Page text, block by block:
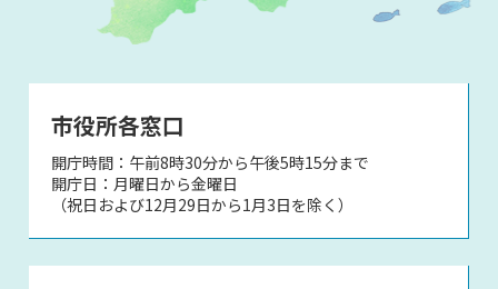
市役所各窓口
開庁時間：午前8時30分から午後5時15分まで
開庁日：月曜日から金曜日
（祝日および12月29日から1月3日を除く）